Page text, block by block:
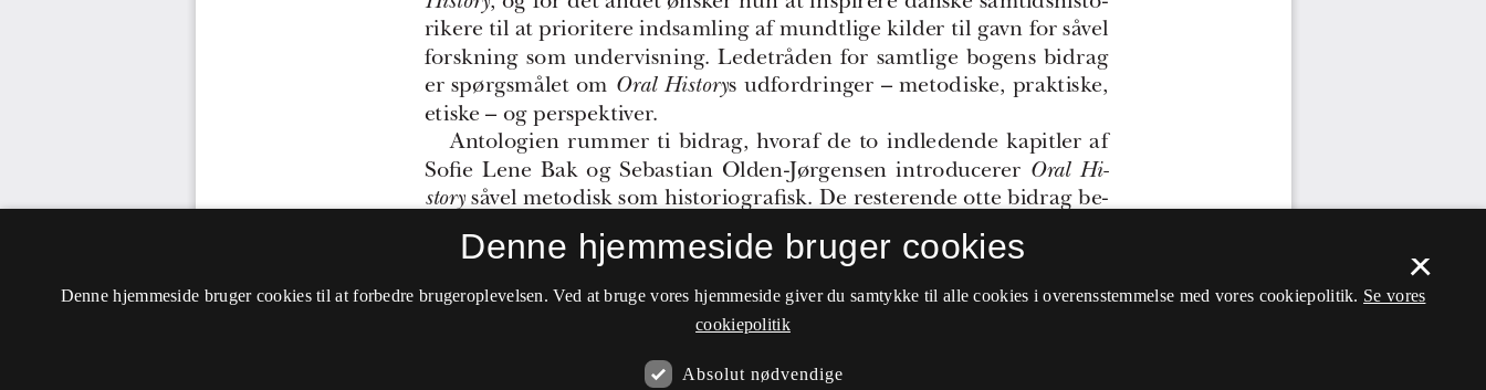
×
Denne hjemmeside bruger cookies
Denne hjemmeside bruger cookies til at forbedre brugeroplevelsen. Ved at bruge vores hjemmeside giver du samtykke til alle cookies i overensstemmelse med vores cookiepolitik. Se vores
cookiepolitik
Absolut nødvendige